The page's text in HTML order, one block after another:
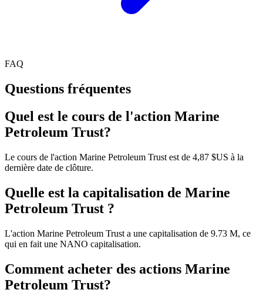
FAQ
Questions fréquentes
Quel est le cours de l'action Marine
Petroleum Trust?
Le cours de l'action Marine Petroleum Trust est de 4,87 $US à la
dernière date de clôture.
Quelle est la capitalisation de Marine
Petroleum Trust ?
L'action Marine Petroleum Trust a une capitalisation de 9.73 M, ce
qui en fait une NANO capitalisation.
Comment acheter des actions Marine
Petroleum Trust?